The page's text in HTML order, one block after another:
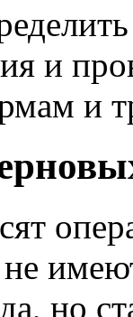
и
и
но